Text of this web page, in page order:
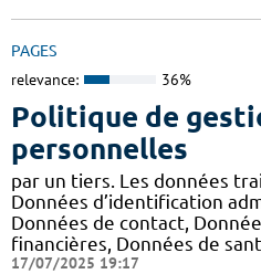
PAGES
relevance: 36%
Politique de
personnelles
par un tiers. Les données
Données d’identification
Données de contact,
financières, Données de
17/07/2025 19:17